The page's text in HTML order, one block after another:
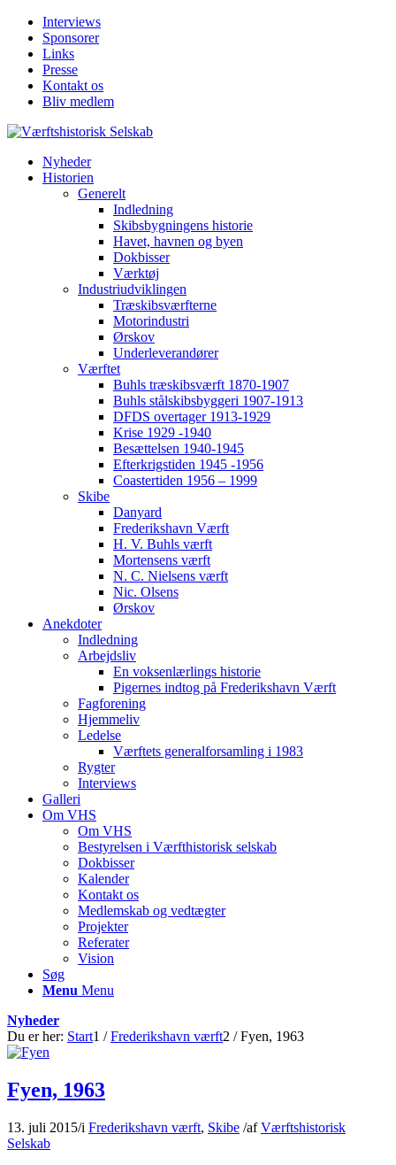
Interviews
Sponsorer
Links
Presse
Kontakt os
Bliv medlem
Nyheder
Historien
Generelt
Indledning
Skibsbygningens historie
Havet, havnen og byen
Dokbisser
Værktøj
Industriudviklingen
Træskibsværfterne
Motorindustri
Ørskov
Underleverandører
Værftet
Buhls træskibsværft 1870-1907
Buhls stålskibsbyggeri 1907-1913
DFDS overtager 1913-1929
Krise 1929 -1940
Besættelsen 1940-1945
Efterkrigstiden 1945 -1956
Coastertiden 1956 – 1999
Skibe
Danyard
Frederikshavn Værft
H. V. Buhls værft
Mortensens værft
N. C. Nielsens værft
Nic. Olsens
Ørskov
Anekdoter
Indledning
Arbejdsliv
En voksenlærlings historie
Pigernes indtog på Frederikshavn Værft
Fagforening
Hjemmeliv
Ledelse
Værftets generalforsamling i 1983
Rygter
Interviews
Galleri
Om VHS
Om VHS
Bestyrelsen i Værfthistorisk selskab
Dokbisser
Kalender
Kontakt os
Medlemskab og vedtægter
Projekter
Referater
Vision
Søg
Menu Menu
Nyheder
Du er her: Start1 / Frederikshavn værft2 / Fyen, 1963
Fyen, 1963
13. juli 2015/i Frederikshavn værft, Skibe /afVærftshistorisk
Selskab